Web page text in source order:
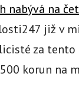
nabývá na
již v
za tento
korun na